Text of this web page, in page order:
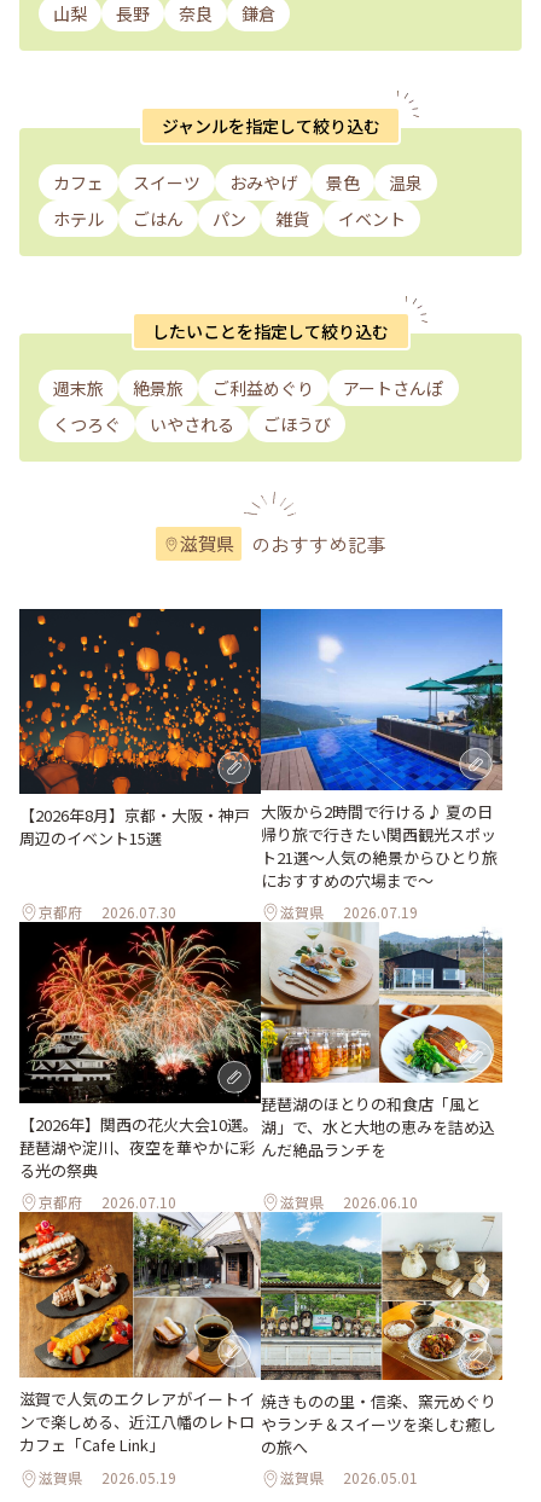
山梨
長野 奈良 鎌倉
ジャンルを指定して絞り込む
カフェ スイーツ おみやげ 景色
温泉
ホテル
ごはん パン 雑貨 イベント
したいことを指定して絞り込む
週末旅 絶景旅 ご利益めぐり
アートさんぽ
くつろぐ
いやされる ごほうび
滋賀県 のおすすめ記事
【2026年8月】京都・大阪・神戸
周辺のイベント15選
京都府 2026.07.30
大阪から2時間で行ける♪ 夏の日
帰り旅で行きたい関西観光スポッ
ト21選～人気の絶景からひとり旅
におすすめの穴場まで～
滋賀県 2026.07.19
【2026年】関西の花火大会10選。
琵琶湖や淀川、夜空を華やかに彩
る光の祭典
京都府 2026.07.10
琵琶湖のほとりの和食店「風と
湖」で、水と大地の恵みを詰め込
んだ絶品ランチを
滋賀県 2026.06.10
滋賀で人気のエクレアがイートイ
ンで楽しめる、近江八幡のレトロ
カフェ「Cafe Link」
滋賀県 2026.05.19
焼きものの里・信楽、窯元めぐり
やランチ＆スイーツを楽しむ癒し
の旅へ
滋賀県 2026.05.01